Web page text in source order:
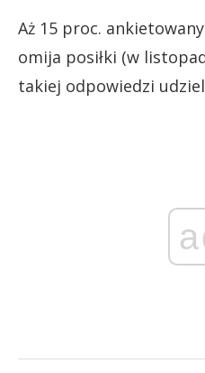
Aż 15 proc.
omija posiłki (w
takiej odpowiedzi